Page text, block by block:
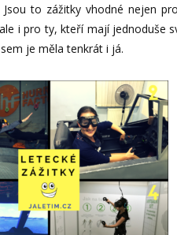
to zážitky vhodné nejen
i pro ty, kteří mají jednoduše
je měla tenkrát i já.